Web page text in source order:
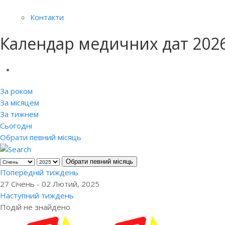
Контакти
Календар медичних дат
За роком
За місяцем
За тижнем
Сьогодні
Обрати певний місяць
Обрати певний місяць
Попередній тиждень
27 Січень - 02 Лютий, 2025
Наступний тиждень
Подій не знайдено